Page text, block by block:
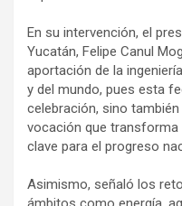
En su intervención, el
Yucatán, Felipe Canul
aportación de la
y del mundo, pues esta
celebración, sino
vocación que transforma
clave para el progreso
Asimismo, señaló los